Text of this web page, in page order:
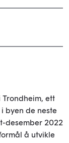
ett
byen de neste
desember 2022
å utvikle